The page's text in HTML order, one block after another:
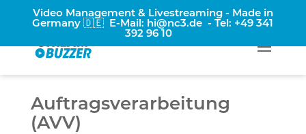
Video Management & Livestreaming - Made in
Germany 🇩🇪 E-Mail: hi@nc3.de - Tel: +49 341
392 96 10
Auftragsverarbeitung
(AVV)